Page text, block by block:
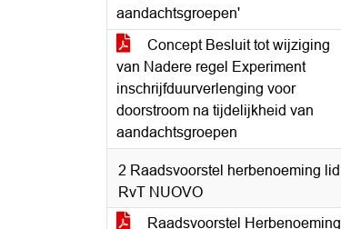
aandachtsgroepen'
Concept Besluit tot wijziging
van Nadere regel Experiment
inschrijfduurverlenging voor
doorstroom na tijdelijkheid van
aandachtsgroepen
2 Raadsvoorstel herbenoeming lid
RvT NUOVO
Raadsvoorstel Herbenoeming